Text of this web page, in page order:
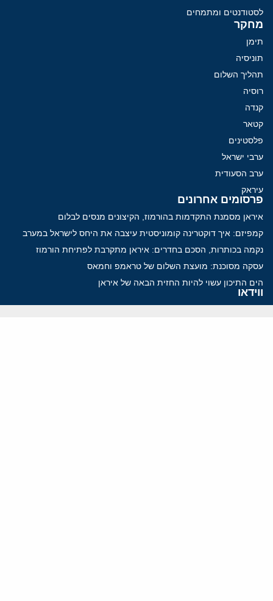
לסטודנטים ומתמחים
מחקר
תימן
תוניסיה
תהליך השלום
רוסיה
קנדה
קטאר
פלסטינים
ערבי ישראל
ערב הסעודית
עיראק
פרסומים אחרונים
איראן מסמנת התקדמות בהורמוז, הקיצונים מנסים לבלום
קמפיזם: איך דוקטרינה קומוניסטית עיצבה את היחס לישראל במערב
נקמה בכותרות, הסכם בחדרים: איראן מתקרבת לפתיחת הורמוז
עסקה מסוכנת: מועצת השלום של טראמפ וחמאס
הים התיכון עשוי להיות החזית הבאה של איראן
ווידאו